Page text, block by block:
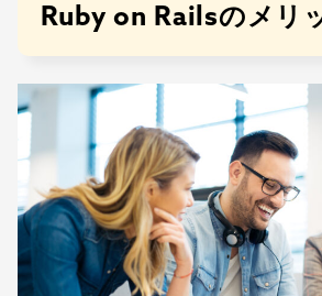
Ruby on Railsのメリ